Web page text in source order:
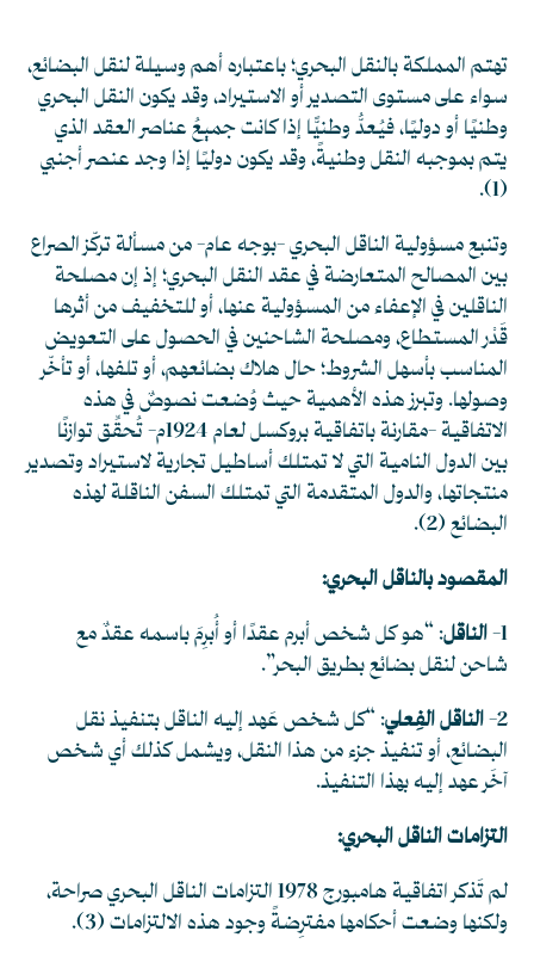
تهتم المملكة بالنقل البحري؛ باعتباره أهم وسيلة لنقل البضائع،
سواء على مستوى التصدير أو الاستيراد، وقد يكون النقل البحري
وطنيًا أو دوليًا، فيُعدُّ وطنيًّا إذا كانت جميعُ عناصر العقد الذي
يتم بموجبه النقل وطنيةً، وقد يكون دوليًا إذا وجد عنصر أجنبي
(1)
.
وتنبع مسؤولية الناقل البحري -بوجه عام- من مسألة تركّز الصراع
بين المصالح المتعارضة في عقد النقل البحري؛ إذ إن مصلحة
الناقلين في الإعفاء من المسؤولية عنها، أو للتخفيف من أثرها
قَدْر المستطاع، ومصلحة الشاحنين في الحصول على التعويض
المناسب بأسهل الشروط؛ حال هلاك بضائعهم، أو تلفها، أو تأخّر
وصولها. وتبرز هذه الأهمية حيث وُضعت نصوصٌ في هذه
الاتفاقية -مقارنة باتفاقية بروكسل لعام 1924م- تُحقِّق توازنًا
بين الدول النامية التي لا تمتلك أساطيل تجارية لاستيراد وتصدير
منتجاتها، والدول المتقدمة التي تمتلك السفن الناقلة لهذه
البضائع(2)
.
المقصود بالناقل البحري:
1- الناقل: “هو كل شخص أبرم عقدًا أو أُبرِمَ باسمه عقدٌ مع
شاحن لنقل بضائع بطريق البحر”.
2- الناقل الفِعلي: “كل شخص عَهد إليه الناقل بتنفيذ نقل
البضائع، أو تنفيذ جزء من هذا النقل، ويشمل كذلك أي شخص
آخَر عهد إليه بهذا التنفيذ.
التزامات الناقل البحري:
لم تَذكر اتفاقية هامبورج 1978 التزامات الناقل البحري صراحة،
ولكنها وضعت أحكامها مفترِضةً وجود هذه الالتزامات(3)
.